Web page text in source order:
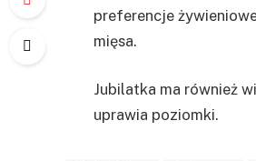
preferencje
mięsa.
Jubilatka ma również
uprawia poziomki.